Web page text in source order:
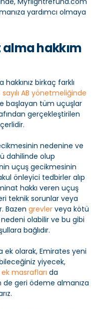
yardımcı olmaya
hakkım
birkaç farklı
AB yönetmeliğinde
başlayan tüm uçuşlar
gerçekleştirilen
nedenine ve
dahilinde olup
uçuş gecikmesinin
önleyici tedbirler alıp
hakkı veren uçuş
teknik sorunlar veya
Bazen grevler veya kötü
olabilir ve bu gibi
bağlıdır.
ek olarak, Emirates yeni
yiyecek,
ek masrafları da
de geri ödeme almanıza